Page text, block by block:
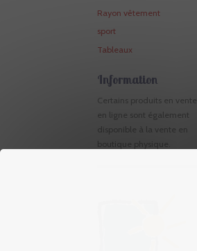
Rayon vêtement
sport
Tableaux
Information
Certains produits en vente
en ligne sont également
disponible à la vente en
boutique physique.